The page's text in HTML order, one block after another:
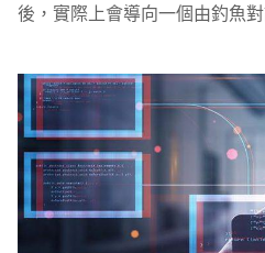
後，實際上會導向一個由釣魚